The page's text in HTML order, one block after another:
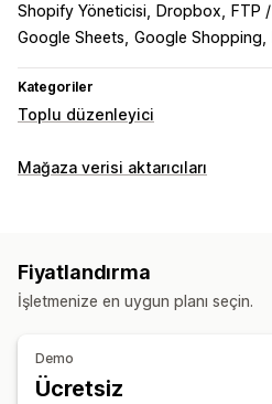
Shopify Yöneticisi Dropbox FTP
Google Sheets Google Shopping
Kategoriler
Toplu düzenleyici
Düzenlenebilir kaynaklar
Eylemler
Veri geçişi
Arama ve filtreleme
Mağaza verisi aktarıcıları
Sipariş senkronizasyonu
Ürün senkronizasyonu
Toplu dışa aktarma
Fiyatlandırma
İşletmenize en uygun planı seçin.
Demo
Ücretsiz